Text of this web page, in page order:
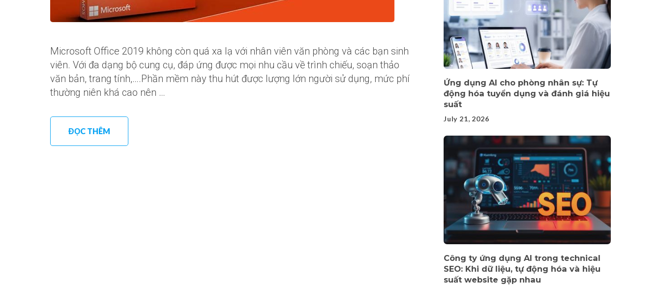
Microsoft Office 2019 không còn quá xa lạ với nhân viên văn phòng và các bạn sinh
viên. Với đa dạng bộ cung cụ, đáp ứng được mọi nhu cầu về trình chiếu, soạn thảo
văn bản, trang tính,….Phần mềm này thu hút được lượng lớn người sử dụng, mức phí
thường niên khá cao nên …
ĐỌC THÊM
Ứng dụng AI cho phòng nhân sự: Tự
động hóa tuyển dụng và đánh giá hiệu
suất
July 21, 2026
Công ty ứng dụng AI trong technical
SEO: Khi dữ liệu, tự động hóa và hiệu
suất website gặp nhau